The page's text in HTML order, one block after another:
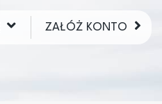
ZAŁÓŻ KONTO